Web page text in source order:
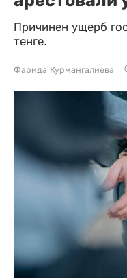
Причинен ущерб
тенге.
Фарида Курмангалиева